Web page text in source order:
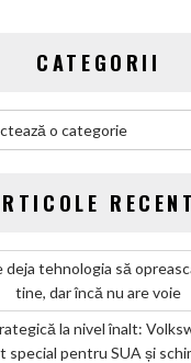
CATEGORII
deja tehnologia să
tine, dar încă nu are voie
la nivel înalt:
special pentru SUA și